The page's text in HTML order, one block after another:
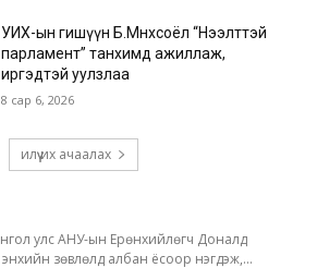
УИХ-ын гишүүн Б.Мөнхсоёл “Нээлттэй
парламент” танхимд ажиллаж,
иргэдтэй уулзлаа
8 сар 6, 2026
илүү их ачаалах